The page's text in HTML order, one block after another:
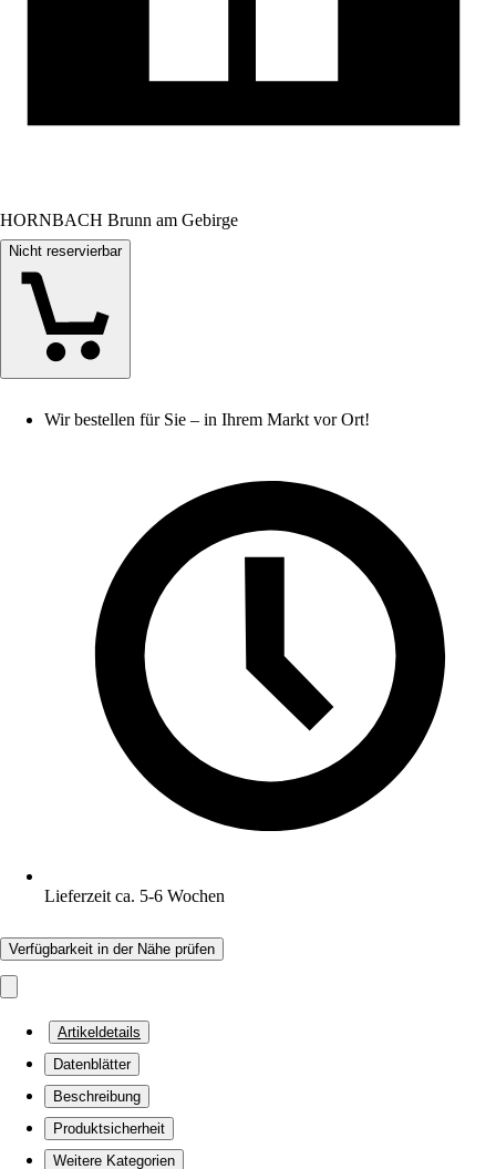
HORNBACH Brunn am Gebirge
Nicht reservierbar
Wir bestellen für Sie – in Ihrem Markt vor Ort!
Lieferzeit ca. 5-6 Wochen
Verfügbarkeit in der Nähe prüfen
Artikeldetails
Datenblätter
Beschreibung
Produktsicherheit
Weitere Kategorien